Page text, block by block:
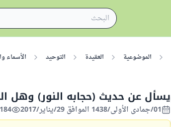
الموضوعية العقيدة التوحيد الأسماء
يسأل عن حديث (حجابه النور) وهل
01/جمادى الأولى/1438 الموافق 29/يناير/2017